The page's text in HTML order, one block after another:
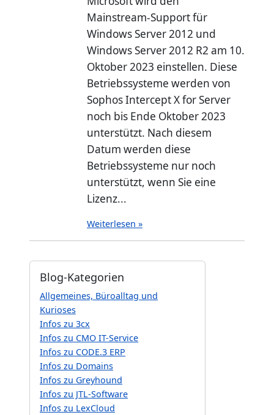
Mainstream-Support für
Windows Server 2012 und
Windows Server 2012 R2 am 10.
Oktober 2023 einstellen. Diese
Betriebssysteme werden von
Sophos Intercept X for Server
noch bis Ende Oktober 2023
unterstützt. Nach diesem
Datum werden diese
Betriebssysteme nur noch
unterstützt, wenn Sie eine
Lizenz...
Weiterlesen »
Blog-Kategorien
Allgemeines, Büroalltag und
Kurioses
Infos zu 3cx
Infos zu CMO IT-Service
Infos zu CODE.3 ERP
Infos zu Domains
Infos zu Greyhound
Infos zu JTL-Software
Infos zu LexCloud